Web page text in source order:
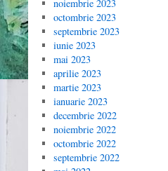
noiembrie 2023
octombrie 2023
septembrie 2023
iunie 2023
mai 2023
aprilie 2023
martie 2023
ianuarie 2023
decembrie 2022
noiembrie 2022
octombrie 2022
septembrie 2022